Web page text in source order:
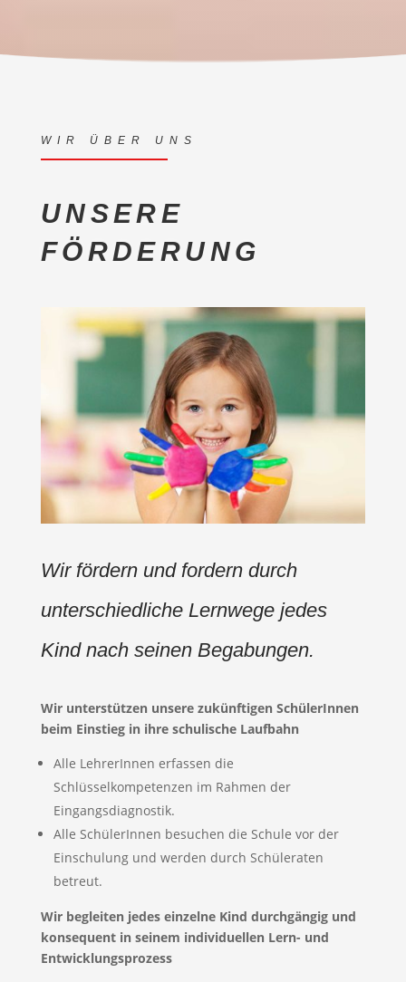
WIR ÜBER UNS
UNSERE
FÖRDERUNG
Wir fördern und fordern durch
unterschiedliche Lernwege jedes
Kind nach seinen Begabungen.
Wir unterstützen unsere zukünftigen SchülerInnen
beim Einstieg in ihre schulische Laufbahn
Alle LehrerInnen erfassen die
Schlüsselkompetenzen im Rahmen der
Eingangsdiagnostik.
Alle SchülerInnen besuchen die Schule vor der
Einschulung und werden durch Schüleraten
betreut.
Wir begleiten jedes einzelne Kind durchgängig und
konsequent in seinem individuellen Lern- und
Entwicklungsprozess